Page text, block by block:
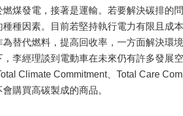
煤發電，接著是運輸。若要解決碳排的
種因素。目前若堅持執行電力有限且成
替代燃料，提高回收率，一方面解決環
李經理談到電動車在未來仍有許多發展
Climate Commitment、Total Care
購買高碳製成的商品。